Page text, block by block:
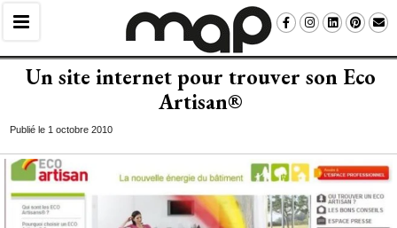
Un site internet pour trouver son Eco
Artisan®
Publié le 1 octobre 2010